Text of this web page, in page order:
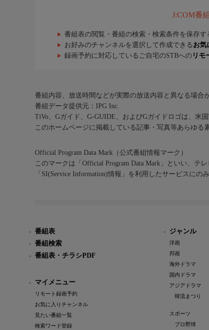
J:COM番
番組表の閲覧・番組の検索・検索条件を保存す
お好みのチャンネルを選択して作成できる お気
録画予約に対応しているご自宅のSTBへの リモ
番組内容、放送時間などが実際の放送内容と異なる場合
番組データ提供元：IPG Inc.
TiVo、Gガイド、G-GUIDE、およびGガイドロゴは、米
このホームページに掲載している記事・写真等あらゆる
Official Program Data Mark（公式番組情報マーク）
このマークは「Official Program Data Mark」といい、テ
「SI(Service Information)情報」を利用したサービスにの
番組表
番組検索
番組表・チラシPDF
マイメニュー
リモート録画予約
お気に入りチャンネル
見たい番組一覧
検索ワード登録
ジャンル
洋画
邦画
海外ドラマ
国内ドラマ
アジアドラマ
韓流まつり
スポーツ
プロ野球